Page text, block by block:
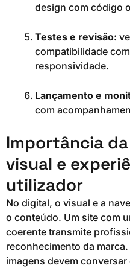
design com código
Testes e revisão:
compatibilidade
responsividade.
Lançamento e
com
Importância
visual e
utilizador
No digital, o visual e a
o conteúdo. Um site com
coerente transmite
reconhecimento da
imagens devem